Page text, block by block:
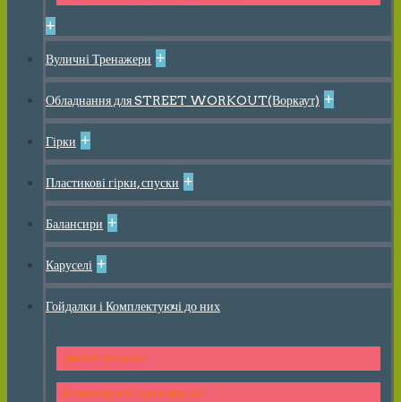
+
Вуличні Тренажери +
Обладнання для STREET WORKOUT(Воркаут) +
Гірки +
Пластикові гірки, спуски +
Балансири +
Каруселі +
Гойдалки і Комплектуючі до них
Дитячі гойдалки
Комплектуючі для гойдалок